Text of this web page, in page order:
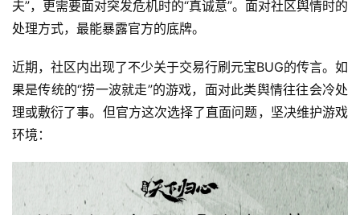
机
游
休
闲
游
戏
夫”，更需要面对突发危机时的“真诚意”。面对社区舆情时的
处理方式，最能暴露官方的底牌。
近期，社区内出现了不少关于交易行刷元宝BUG的传言。如
果是传统的“捞一波就走”的游戏，面对此类舆情往往会冷处
理或敷衍了事。但官方这次选择了直面问题，坚决维护游戏
环境：